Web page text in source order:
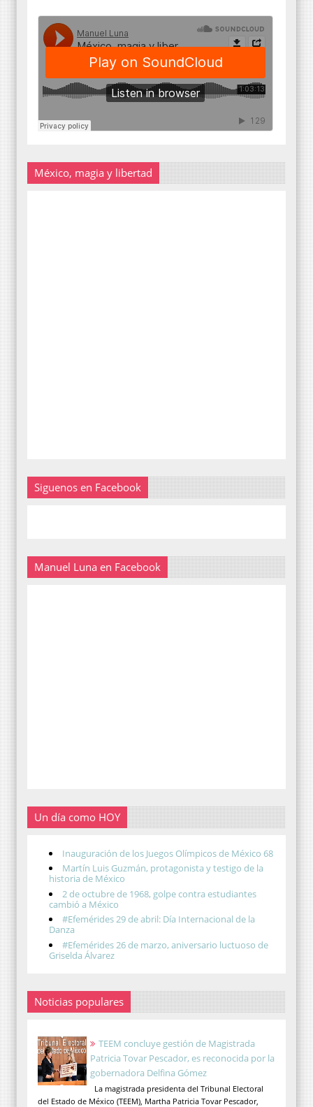
México, magia y libertad
Siguenos en Facebook
Manuel Luna en Facebook
Un día como HOY
Inauguración de los Juegos Olímpicos de México 68
Martín Luis Guzmán, protagonista y testigo de la
historia de México
2 de octubre de 1968, golpe contra estudiantes
cambió a México
#Efemérides 29 de abril: Día Internacional de la
Danza
#Efemérides 26 de marzo, aniversario luctuoso de
Griselda Álvarez
Noticias populares
TEEM concluye gestión de Magistrada
Patricia Tovar Pescador, es reconocida por la
gobernadora Delfina Gómez
La magistrada presidenta del Tribunal Electoral
del Estado de México (TEEM), Martha Patricia Tovar Pescador,